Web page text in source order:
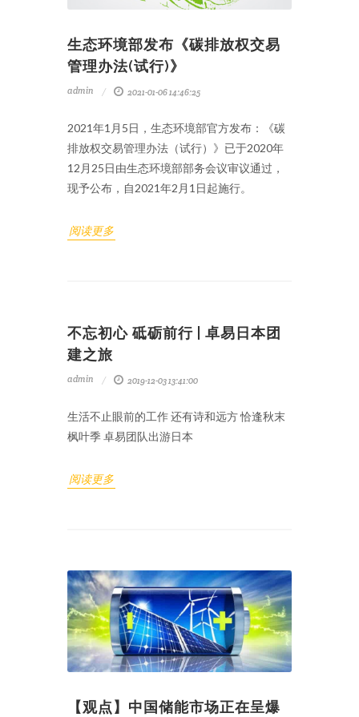
生态环境部发布《碳排放权交易
管理办法(试行)》
admin 2021-01-06 14:46:25
2021年1月5日，生态环境部官方发布：《碳
排放权交易管理办法（试行）》已于2020年
12月25日由生态环境部部务会议审议通过，
现予公布，自2021年2月1日起施行。
阅读更多
不忘初心 砥砺前行 | 卓易日本团
建之旅
admin 2019-12-03 13:41:00
生活不止眼前的工作 还有诗和远方 恰逢秋末
枫叶季 卓易团队出游日本
阅读更多
【观点】中国储能市场正在呈爆